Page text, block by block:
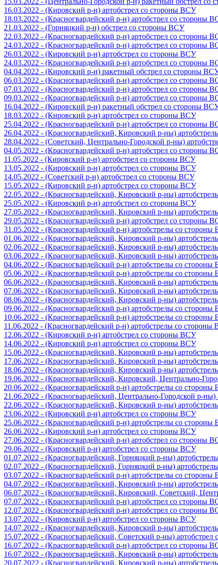
16.03.2022 - (Кировский р-н) артобстрел со стороны ВСУ
18.03.2022 - (Красногвардейский р-н) артобстрел со стороны
21.03.2022 - (Горняцкий р-н) обстрел со стороны ВСУ
22.03.2022 - (Красногвардейский р-н) артобстрел со стороны
24.03.2022 - (Красногвардейский р-н) артобстрел со стороны
26.03.2022 - (Кировский р-н) артобстрел со стороны ВСУ
24.03.2022 - (Красногвардейский р-н) артобстрел со стороны
04.04.2022 - (Кировский р-н) ракетный обстрел со стороны
06.03.2022 - (Красногвардейский р-н) артобстрел со стороны
07.03.2022 - (Красногвардейский р-н) артобстрел со стороны
09.03.2022 - (Красногвардейский р-н) артобстрел со стороны
16.04.2022 - (Кировский р-н) ракетный обстрел со стороны
18.03.2022 - (Кировский р-н) артобстрел со стороны ВСУ
25.04.2022 - (Красногвардейский р-н) артобстрел со стороны
26.04.2022 - (Красногвардейский, Кировский р-ны)
28.04.2022 - (Советский, Центрально-Городской р-ны)
04.05.2022 - (Красногвардейский р-н) артобстрел со стороны
11.05.2022 - (Кировский р-н) артобстрел со стороны ВСУ
13.05.2022 - (Кировский р-н) артобстрел со стороны ВСУ
14.05.2022 - (Советский р-н) артобстрел со стороны ВСУ
15.05.2022 - (Кировский р-н) артобстрел со стороны ВСУ
22.05.2022 - (Красногвардейский, Кировский р-ны)
25.05.2022 - (Кировский р-н) артобстрел со стороны ВСУ
27.05.2022 - (Красногвардейский, Кировский р-ны)
29.05.2022 - (Красногвардейский р-н) артобстрел со стороны
31.05.2022 - (Красногвардейский р-н) артобстрелы со
01.06.2022 - (Красногвардейский, Кировский р-ны)
02.06.2022 - (Красногвардейский, Кировский р-ны)
03.06.2022 - (Красногвардейский, Кировский р-ны)
04.06.2022 - (Красногвардейский р-н) артобстрелы со
05.06.2022 - (Красногвардейский р-н) артобстрелы со
06.06.2022 - (Красногвардейский, Кировский р-ны)
07.06.2022 - (Красногвардейский, Кировский р-ны)
08.06.2022 - (Красногвардейский, Кировский р-ны)
09.06.2022 - (Красногвардейский р-н) артобстрелы со
10.06.2022 - (Красногвардейский р-н) артобстрелы со
11.06.2022 - (Красногвардейский р-н) артобстрелы со стороны
12.06.2022 - (Кировский р-н) артобстрел со стороны ВСУ
14.06.2022 - (Кировский р-н) артобстрел со стороны ВСУ
15.06.2022 - (Красногвардейский, Кировский р-ны)
17.06.2022 - (Красногвардейский, Кировский р-ны)
18.06.2022 - (Красногвардейский, Кировский р-ны)
19.06.2022 - (Красногвардейский, Кировский, Центрально-
20.06.2022 - (Красногвардейский р-н) артобстрелы со
21.06.2022 - (Красногвардейский, Центрально-Городской р-
22.06.2022 - (Красногвардейский, Кировский р-ны)
23.06.2022 - (Кировский р-н) артобстрел со стороны ВСУ
25.06.2022 - (Красногвардейский р-н) артобстрелы со
26.06.2022 - (Кировский р-н) артобстрел со стороны ВСУ
27.06.2022 - (Красногвардейский р-н) артобстрел со стороны
29.06.2022 - (Кировский р-н) артобстрел со стороны ВСУ
01.07.2022 - (Красногвардейский, Горняцкий р-ны)
02.07.2022 - (Красногвардейский, Горняцкий р-ны)
03.07.2022 - (Красногвардейский р-н) артобстрелы со
04.07.2022 - (Красногвардейский, Кировский р-ны)
06.07.2022 - (Красногвардейский, Кировский, Советский,
07.07.2022 - (Красногвардейский р-н) артобстрел со стороны
12.07.2022 - (Красногвардейский р-н) артобстрел со стороны
13.07.2022 - (Кировский р-н) артобстрел со стороны ВСУ
14.07.2022 - (Красногвардейский, Кировский р-ны)
15.07.2022 - (Красногвардейский, Советский р-ны)
16.07.2022 - (Красногвардейский р-н) артобстрел со стороны
16.07.2022 - (Красногвардейский, Кировский р-ны)
20.07.2022 - (Красногвардейский, Кировский р-ны)